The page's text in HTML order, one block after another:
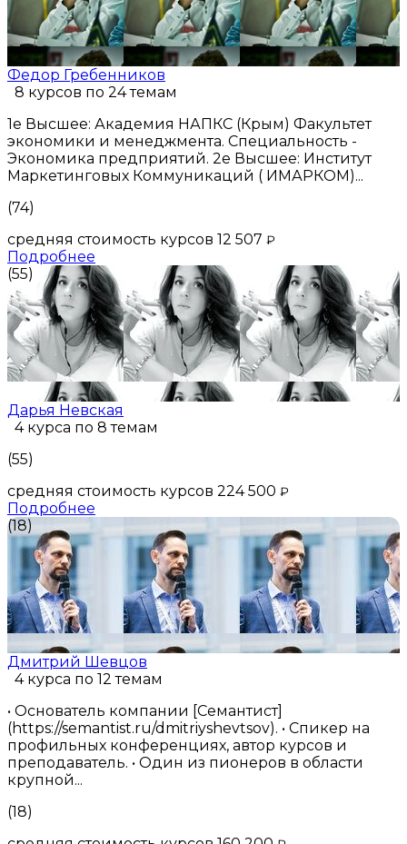
Федор Гребенников
8 курсов по 24 темам
1е Высшее: Академия НАПКС (Крым) Факультет
экономики и менеджмента. Специальность -
Экономика предприятий. 2е Высшее: Институт
Маркетинговых Коммуникаций ( ИМАРКОМ)...
(74)
средняя стоимость курсов 12 507 ₽
Подробнее
(55)
Дарья Невская
4 курса по 8 темам
(55)
средняя стоимость курсов 224 500 ₽
Подробнее
(18)
Дмитрий Шевцов
4 курса по 12 темам
• Основатель компании [Семантист]
(https://semantist.ru/dmitriyshevtsov). • Спикер на
профильных конференциях, автор курсов и
преподаватель. • Один из пионеров в области
крупной...
(18)